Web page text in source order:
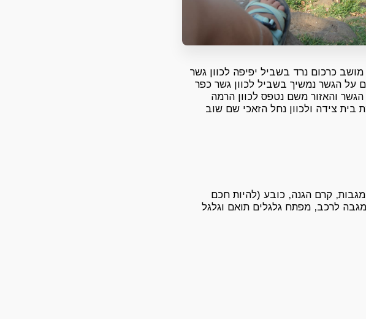
כרכום נרד בשביל יפיפה לכוון גשר
על הגשר נמשיך בשביל לכוון גשר כפר
והאזור משם נטפס לכוון הרמה
בית צידה ולכוון נחל הזאכי שם שוב
קרם הגנה, כובע (להיות חכם
שתיה כ-5 ליטר לאדם ליום, מגבה לרכב, מפתח גלגלים תואם וגלגל